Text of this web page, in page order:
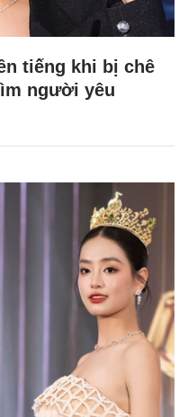
tiếng khi bị chê
người yêu